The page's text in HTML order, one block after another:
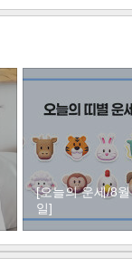
[오늘의 운세/8
일]